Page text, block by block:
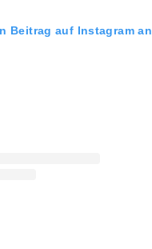
Beitrag auf Instagram an